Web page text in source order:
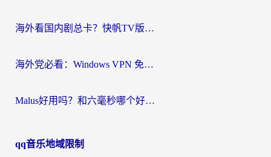
海外看国内剧总卡？快帆TV版VPN好用吗？和快滚VPN对比哪个回国效果更好？
海外党必看：Windows VPN 免费？别踩坑！教你选对好用的国内加速器无缝回国
Malus好用吗？和六毫秒哪个好？海外党选回国加速器的避坑指南
qq音乐地域限制